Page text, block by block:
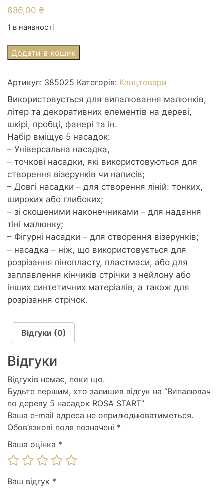
686,00 ₴
1 в наявності
Випалювач
по
5
насадок
ROSA
START
кількість
Додати в кошик
Артикул: 385025 Категорія: Канцтовари
Використовується для випалювання малюнків,
літер та декоративних елементів на дереві,
шкірі, пробці, фанері та ін.
Набір вміщує 5 насадок:
– Універсальна насадка,
– точкові насадки, які використовуються для
створення візерунків чи написів;
– Довгі насадки – для створення ліній: тонких,
широких або глибоких;
– зі скошеними наконечниками – для надання
тіні малюнку;
– Фігурні насадки – для створення візерунків;
– насадка – ніж, що використовується для
розрізання пінопласту, пластмаси, або для
заплавлення кінчиків стрічки з нейлону або
інших синтетичних матеріалів, а також для
розрізання стрічок.
Відгуки (0)
Відгуки
Відгуків немає, поки що.
Будьте першим, хто залишив відгук на “Випалювач
по дереву 5 насадок ROSA START”
Ваша e-mail адреса не оприлюднюватиметься.
Обов’язкові поля позначені *
Ваша оцінка *
Ваш відгук *